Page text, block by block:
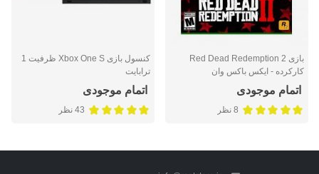
بازی Red Dead Redemption 2
کارکرده - ایکس باکس وان
اتمام موجودی
8 نظر
کنسول بازی Xbox One S ظرفیت 1
ترابایت
اتمام موجودی
43 نظر